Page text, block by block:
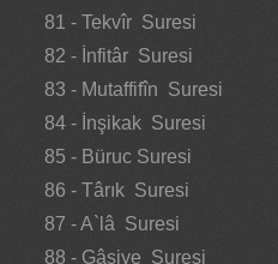
81 - Tekvîr Suresi
82 - İnfitâr Suresi
83 - Mutaffifîn Suresi
84 - İnşikak Suresi
85 - Büruc Suresi
86 - Târık Suresi
87 - A`lâ Suresi
88 - Gâşiye Suresi